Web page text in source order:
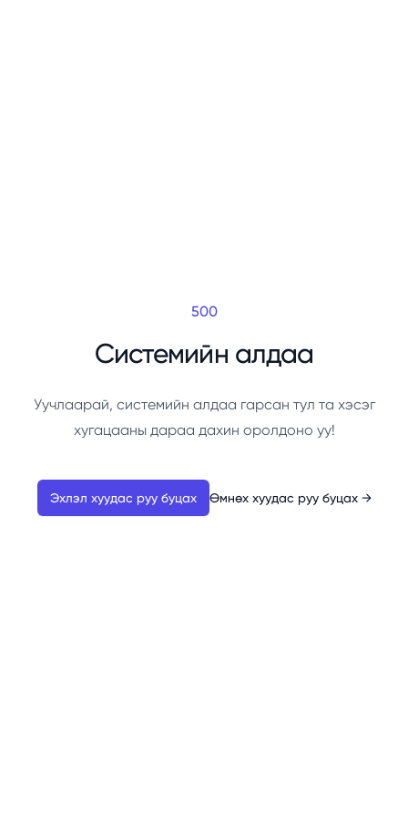
500
Системийн алдаа
Уучлаарай, системийн алдаа гарсан тул та хэсэг
хугацааны дараа дахин оролдоно уу!
Эхлэл хуудас руу буцах Өмнөх хуудас руу буцах →